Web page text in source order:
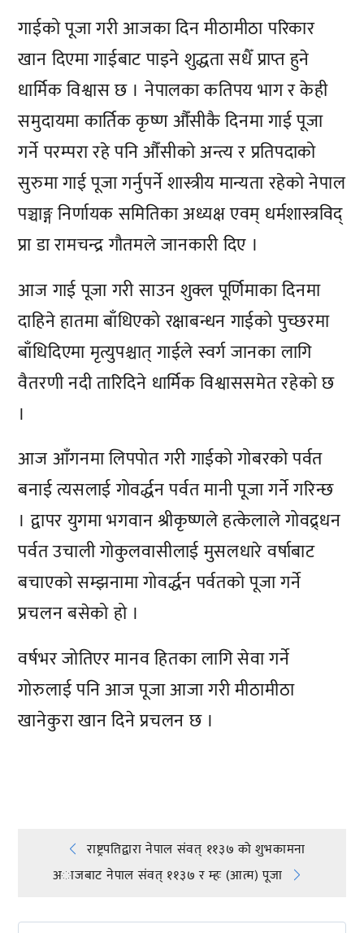
गाईको पूजा गरी आजका दिन मीठामीठा परिकार
खान दिएमा गाईबाट पाइने शुद्धता सधैँ प्राप्त हुने
धार्मिक विश्वास छ । नेपालका कतिपय भाग र केही
समुदायमा कार्तिक कृष्ण औँसीकै दिनमा गाई पूजा
गर्ने परम्परा रहे पनि औँसीको अन्त्य र प्रतिपदाको
सुरुमा गाई पूजा गर्नुपर्ने शास्त्रीय मान्यता रहेको नेपाल
पञ्चाङ्ग निर्णायक समितिका अध्यक्ष एवम् धर्मशास्त्रविद्
प्रा डा रामचन्द्र गौतमले जानकारी दिए ।
आज गाई पूजा गरी साउन शुक्ल पूर्णिमाका दिनमा
दाहिने हातमा बाँधिएको रक्षाबन्धन गाईको पुच्छरमा
बाँधिदिएमा मृत्युपश्चात् गाईले स्वर्ग जानका लागि
वैतरणी नदी तारिदिने धार्मिक विश्वाससमेत रहेको छ
।
आज आँगनमा लिपपोत गरी गाईको गोबरको पर्वत
बनाई त्यसलाई गोवर्द्धन पर्वत मानी पूजा गर्ने गरिन्छ
। द्वापर युगमा भगवान श्रीकृष्णले हत्केलाले गोवद्र्धन
पर्वत उचाली गोकुलवासीलाई मुसलधारे वर्षाबाट
बचाएको सम्झनामा गोवर्द्धन पर्वतको पूजा गर्ने
प्रचलन बसेको हो ।
वर्षभर जोतिएर मानव हितका लागि सेवा गर्ने
गोरुलाई पनि आज पूजा आजा गरी मीठामीठा
खानेकुरा खान दिने प्रचलन छ ।
Post
navigation
राष्ट्रपतिद्वारा नेपाल संवत् ११३७ को शुभकामना
अाजबाट नेपाल संवत् ११३७ र म्हः (आत्म) पूजा